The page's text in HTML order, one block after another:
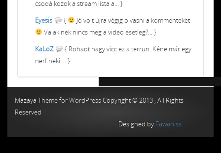
csodálkozok a stream lista a... }
Eyesis
{
Jó volt újra végig olvasni a kommenteket
Valakinek nincs meg a video esetleg?... }
KaLoZ
{ Rohadt nagy vicc ez a terrun. Kéne már egy
nerf neki ... }
Mazaya Theme for WordPress Copyright © 2013 , All Rights
Reserved
Designed by Fawaniss